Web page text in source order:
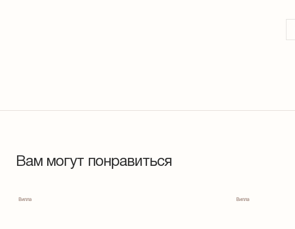
Вам могут понравиться
Вилла Вилла